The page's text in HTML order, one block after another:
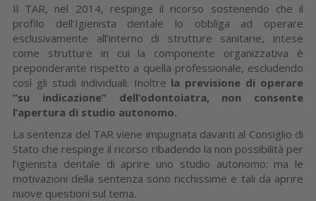
Il TAR, nel 2014, respinge il ricorso sostenendo che il
profilo dell’Igienista dentale lo obbliga ad operare
esclusivamente all’interno di strutture sanitarie, intese
come strutture in cui la componente organizzativa è
preponderante rispetto a quella professionale, escludendo
così gli studi individuali. Inoltre la previsione di operare
“su indicazione” dell’odontoiatra, non consente
l’apertura di studio autonomo.
La sentenza del TAR viene impugnata davanti al Consiglio di
Stato che respinge il ricorso ribadendo la non possibilità per
l’igienista dentale di aprire uno studio autonomo: ma le
motivazioni della sentenza sono ricchissime e tali da aprire
nuove questioni sul tema.